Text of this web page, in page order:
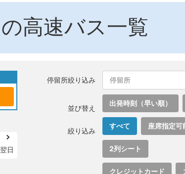
の高速バス一覧
翌日
停留所絞り込み
並び替え
出発時刻（早い順）
絞り込み
すべて 座席指定可
2列シート
クレジットカード